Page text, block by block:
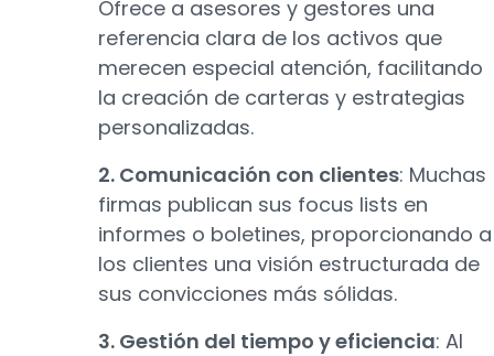
Ofrece a asesores y gestores una
referencia clara de los activos que
merecen especial atención, facilitando
la creación de carteras y estrategias
personalizadas.
2. Comunicación con clientes: Muchas
firmas publican sus focus lists en
informes o boletines, proporcionando a
los clientes una visión estructurada de
sus convicciones más sólidas.
3. Gestión del tiempo y eficiencia: Al